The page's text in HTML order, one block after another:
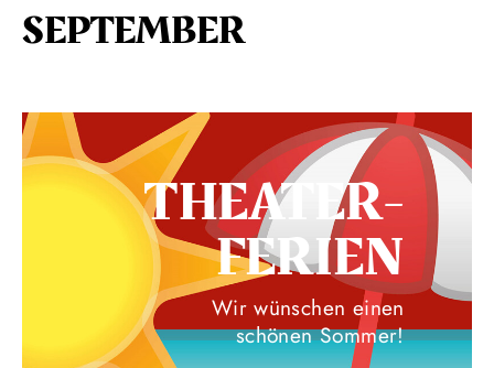
SEPTEMBER
THEATER­
FERIEN
Wir wünschen einen
schönen Sommer!